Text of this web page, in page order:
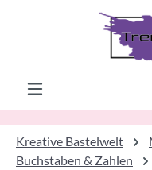
Zum Hauptinhalt springen
Kreative Bastelwelt
Buchstaben & Zahlen